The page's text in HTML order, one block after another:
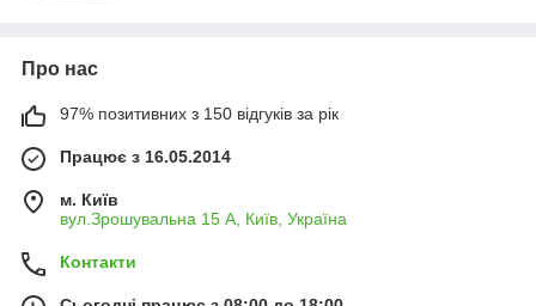
Про нас
97% позитивних з 150 відгуків за рік
Працює з 16.05.2014
м. Київ
вул.Зрошувальна 15 А, Київ, Україна
Контакти